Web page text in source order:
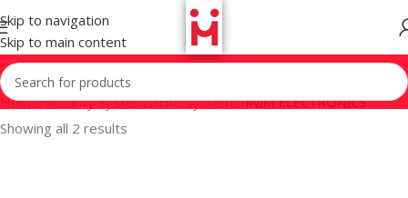
Skip to navigation
Skip to main content
Home/Security Systems/Fire Systems/INIM ELECTRONICS
Showing all 2 results